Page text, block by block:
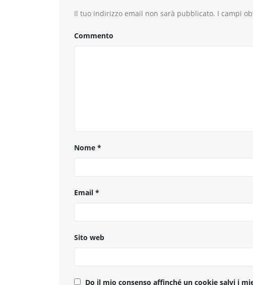
Il tuo indirizzo email non sarà pubblicato. I campi
Commento
Nome *
Email *
Sito web
Do il mio consenso affinché un cookie salvi i